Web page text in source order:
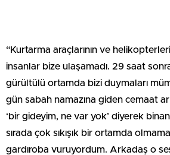
“Kurtarma araçlarının ve
insanlar bize ulaşamadı. 29 saat
gürültülü ortamda bizi duymaları
gün sabah namazına giden cemaat
‘bir gideyim, ne var yok’ diyerek
sırada çok sıkışık bir ortamda
gardıroba vuruyordum. Arkadaş o